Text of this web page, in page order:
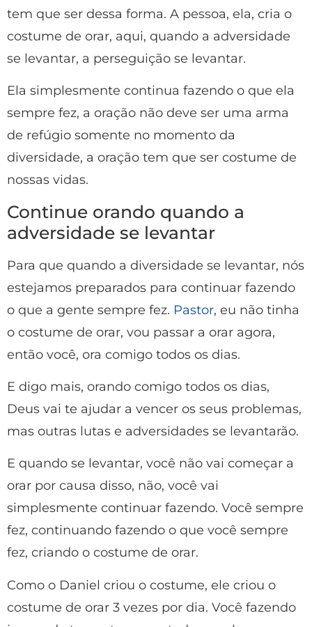
tem que ser dessa forma. A pessoa, ela, cria o
costume de orar, aqui, quando a adversidade
se levantar, a perseguição se levantar.
Ela simplesmente continua fazendo o que ela
sempre fez, a oração não deve ser uma arma
de refúgio somente no momento da
diversidade, a oração tem que ser costume de
nossas vidas.
Continue orando quando a
adversidade se levantar
Para que quando a diversidade se levantar, nós
estejamos preparados para continuar fazendo
o que a gente sempre fez. Pastor, eu não tinha
o costume de orar, vou passar a orar agora,
então você, ora comigo todos os dias.
E digo mais, orando comigo todos os dias,
Deus vai te ajudar a vencer os seus problemas,
mas outras lutas e adversidades se levantarão.
E quando se levantar, você não vai começar a
orar por causa disso, não, você vai
simplesmente continuar fazendo. Você sempre
fez, continuando fazendo o que você sempre
fez, criando o costume de orar.
Como o Daniel criou o costume, ele criou o
costume de orar 3 vezes por dia. Você fazendo